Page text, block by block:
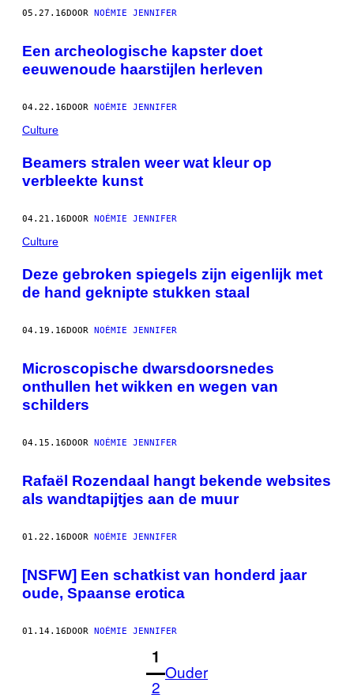
05.27.16DOOR NOÉMIE JENNIFER
Een archeologische kapster doet
eeuwenoude haarstijlen herleven
04.22.16DOOR NOÉMIE JENNIFER
Culture
Beamers stralen weer wat kleur op
verbleekte kunst
04.21.16DOOR NOÉMIE JENNIFER
Culture
Deze gebroken spiegels zijn eigenlijk met
de hand geknipte stukken staal
04.19.16DOOR NOÉMIE JENNIFER
Microscopische dwarsdoorsnedes
onthullen het wikken en wegen van
schilders
04.15.16DOOR NOÉMIE JENNIFER
Rafaël Rozendaal hangt bekende websites
als wandtapijtjes aan de muur
01.22.16DOOR NOÉMIE JENNIFER
[NSFW] Een schatkist van honderd jaar
oude, Spaanse erotica
01.14.16DOOR NOÉMIE JENNIFER
1
2
Ouder